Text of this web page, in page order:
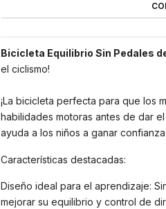
Bicicleta Equilibrio Sin Pedales
el ciclismo!
¡La bicicleta perfecta para que los
habilidades motoras antes de dar
ayuda a los niños a ganar
Características destacadas:
Diseño ideal para el aprendizaje:
mejorar su equilibrio y control de